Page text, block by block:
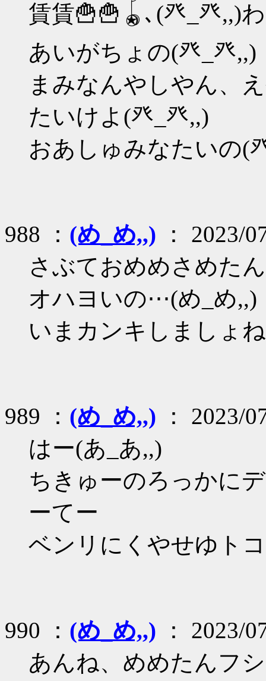
賃賃🍟🍟🪀､(癶_癶,,)
あいがちょの(癶_癶,,)
まみなんやしやん、
たいけよ(癶_癶,,)
おあしゅみなたいの(
988 ： (め_め,,) ： 2023/
さぶておめめさめた
オハヨいの⋯(め_め,,)
いまカンキしましょ
989 ： (め_め,,) ： 2023/
はー(あ_あ,,)
ちきゅーのろっかに
ーてー
ベンリにくやせゆト
990 ： (め_め,,) ： 2023/
あんね、めめたんフ